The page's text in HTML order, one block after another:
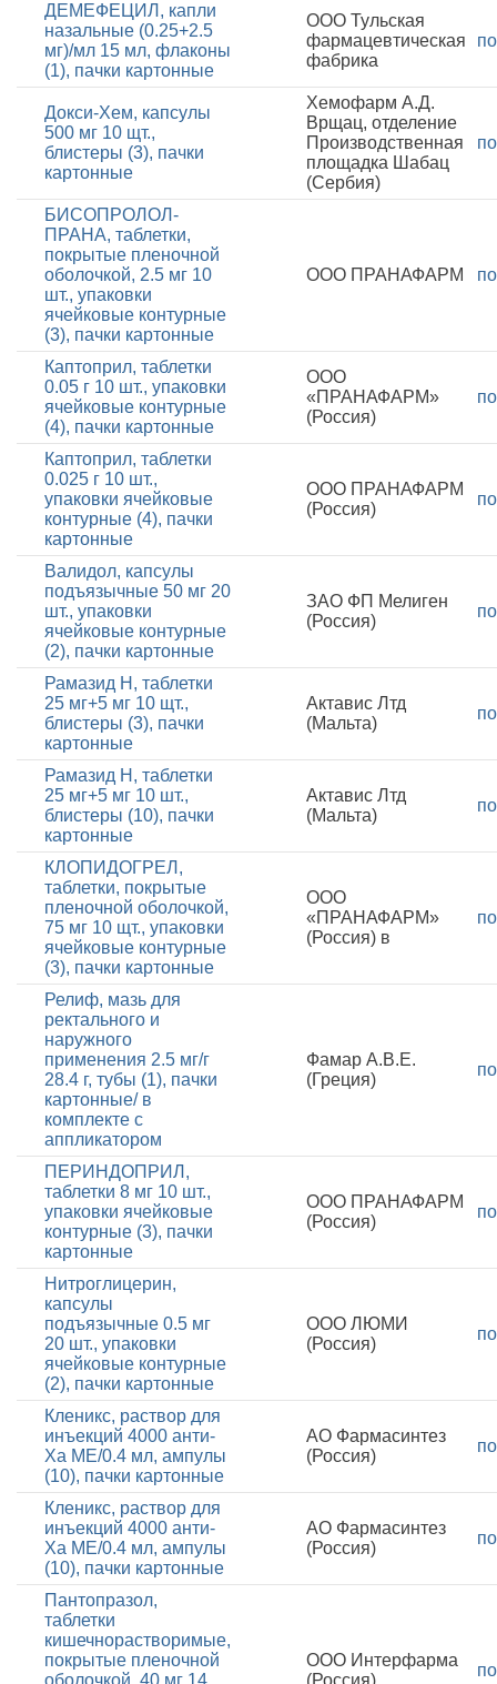
ДЕМЕФЕЦИЛ, капли
назальные (0.25+2.5
мг)/мл 15 мл, флаконы
(1), пачки картонные
ООО Тульская
фармацевтическая
фабрика
Докси-Хем, капсулы
500 мг 10 щт.,
блистеры (3), пачки
картонные
Хемофарм А.Д.
Врщац, отделение
Производственная
площадка Шабац
(Сербия)
БИСОПРОЛОЛ-
ПРАНА, таблетки,
покрытые пленочной
оболочкой, 2.5 мг 10
шт., упаковки
ячейковые контурные
(3), пачки картонные
ООО ПРАНАФАРМ
Каптоприл, таблетки
0.05 г 10 шт., упаковки
ячейковые контурные
(4), пачки картонные
ООО
«ПРАНАФАРМ»
(Россия)
Каптоприл, таблетки
0.025 г 10 шт.,
упаковки ячейковые
контурные (4), пачки
картонные
ООО ПРАНАФАРМ
(Россия)
Валидол, капсулы
подъязычные 50 мг 20
шт., упаковки
ячейковые контурные
(2), пачки картонные
ЗАО ФП Мелиген
(Россия)
Рамазид Н, таблетки
25 мг+5 мг 10 щт.,
блистеры (3), пачки
картонные
Актавис Лтд
(Мальта)
Рамазид Н, таблетки
25 мг+5 мг 10 шт.,
блистеры (10), пачки
картонные
Актавис Лтд
(Мальта)
КЛОПИДОГРЕЛ,
таблетки, покрытые
пленочной оболочкой,
75 мг 10 щт., упаковки
ячейковые контурные
(3), пачки картонные
ООО
«ПРАНАФАРМ»
(Россия) в
Релиф, мазь для
ректального и
наружного
применения 2.5 мг/г
28.4 г, тубы (1), пачки
картонные/ в
комплекте с
аппликатором
Фамар А.В.Е.
(Греция)
ПЕРИНДОПРИЛ,
таблетки 8 мг 10 шт.,
упаковки ячейковые
контурные (3), пачки
картонные
ООО ПРАНАФАРМ
(Россия)
Нитроглицерин,
капсулы
подъязычные 0.5 мг
20 шт., упаковки
ячейковые контурные
(2), пачки картонные
ООО ЛЮМИ
(Россия)
Кленикс, раствор для
инъекций 4000 анти-
Ха МЕ/0.4 мл, ампулы
(10), пачки картонные
АО Фармасинтез
(Россия)
Кленикс, раствор для
инъекций 4000 анти-
Ха МЕ/0.4 мл, ампулы
(10), пачки картонные
АО Фармасинтез
(Россия)
Пантопразол,
таблетки
кишечнорастворимые,
покрытые пленочной
оболочкой, 40 мг 14
ООО Интерфарма
(Россия)